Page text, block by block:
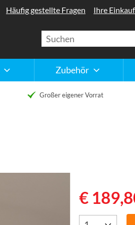
Zubehör
Häufig gestellte Fragen Ihre
Großer eigener Vorrat
€